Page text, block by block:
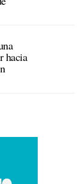
hacia